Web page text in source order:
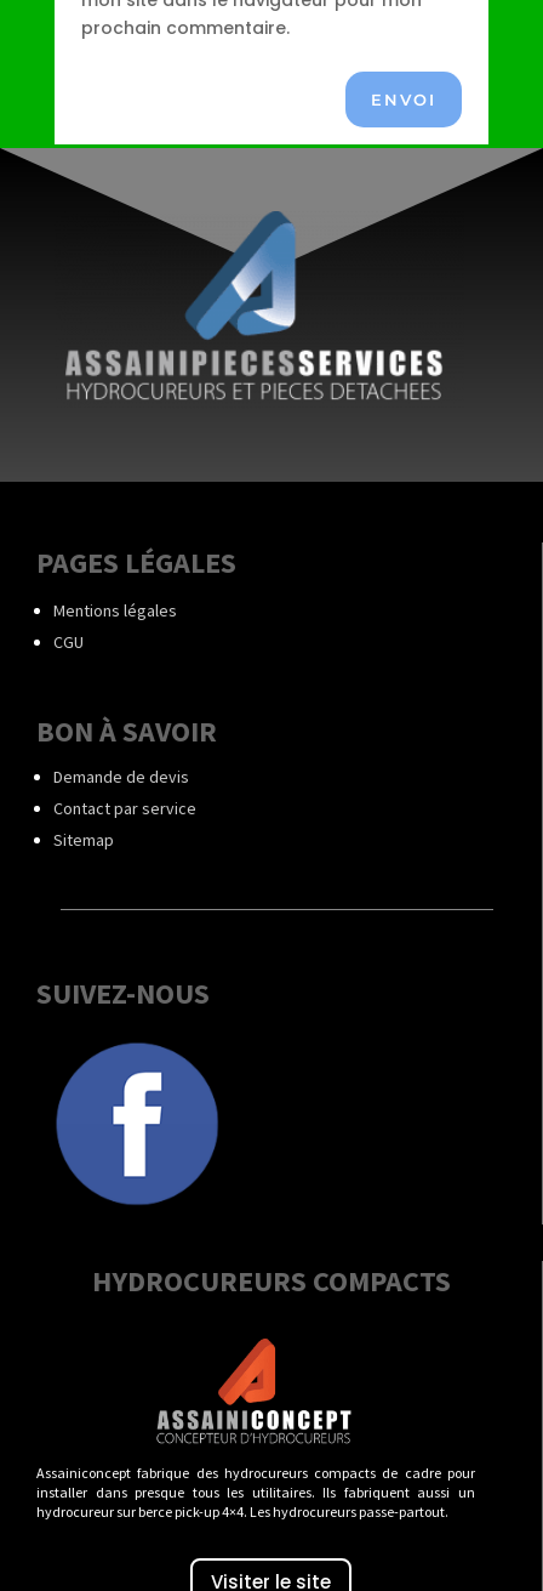
prochain commentaire.
ENVOI
PAGES LÉGALES
Mentions légales
CGU
BON À SAVOIR
Demande de devis
Contact par service
Sitemap
SUIVEZ-NOUS
HYDROCUREURS COMPACTS
Assainiconcept fabrique des hydrocureurs compacts de cadre pour
installer dans presque tous les utilitaires. Ils fabriquent aussi un
hydrocureur sur berce pick-up 4×4. Les hydrocureurs passe-partout.
Visiter le site